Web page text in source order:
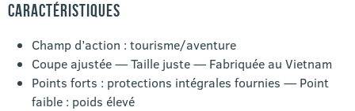
CARACTÉRISTIQUES
Champ d’action : tourisme/aventure
Coupe ajustée — Taille juste — Fabriquée au Vietnam
Points forts : protections intégrales fournies — Point
faible : poids élevé